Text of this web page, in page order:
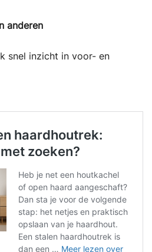
anderen
snel inzicht in voor- en